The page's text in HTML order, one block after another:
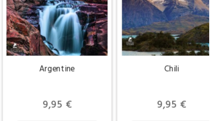
Argentine
Prix
9,95 €
Chili
Prix
9,95 €